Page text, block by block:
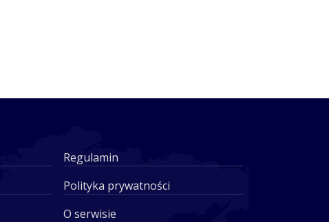
Regulamin
Polityka prywatności
O serwisie